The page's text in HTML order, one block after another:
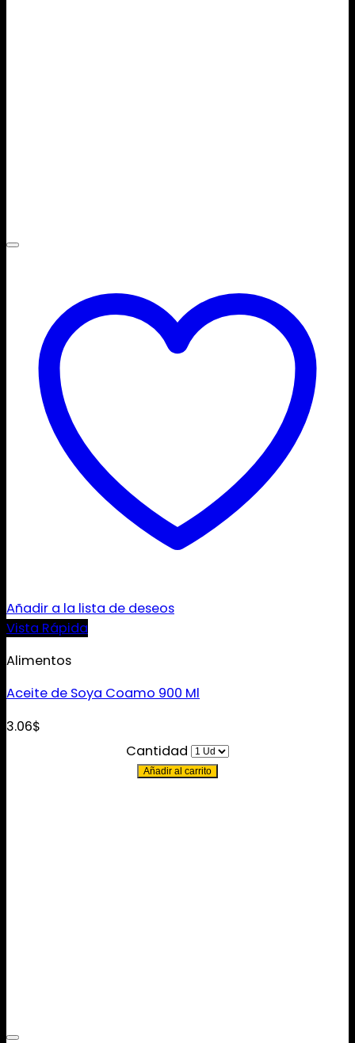
Añadir a la lista de deseos
Vista Rápida
Alimentos
Aceite de Soya Coamo 900 Ml
3.06$
Cantidad
Añadir al carrito